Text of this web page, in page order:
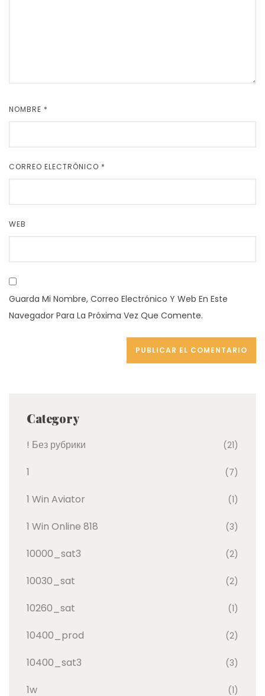
NOMBRE *
CORREO ELECTRÓNICO *
WEB
Guarda Mi Nombre, Correo Electrónico Y Web En Este
Navegador Para La Próxima Vez Que Comente.
Category
! Без рубрики (21)
1 (7)
1 Win Aviator (1)
1 Win Online 818 (3)
10000_sat3 (2)
10030_sat (2)
10260_sat (1)
10400_prod (2)
10400_sat3 (3)
1w (1)